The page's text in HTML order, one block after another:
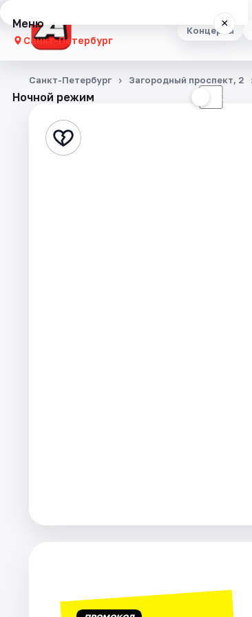
Концерты
Меню ×
Санкт-Петербург
Концерты
Стендап
Ночной режим ☾
Санкт-Петербург Загородный проспект, 2